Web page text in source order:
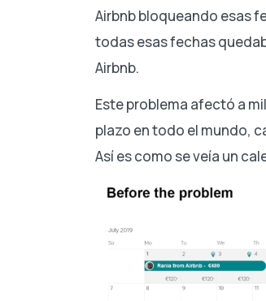
Airbnb bloqueando esas
todas esas fechas
Airbnb.
Este problema afectó a
plazo en todo el mundo,
Así es como se veía un